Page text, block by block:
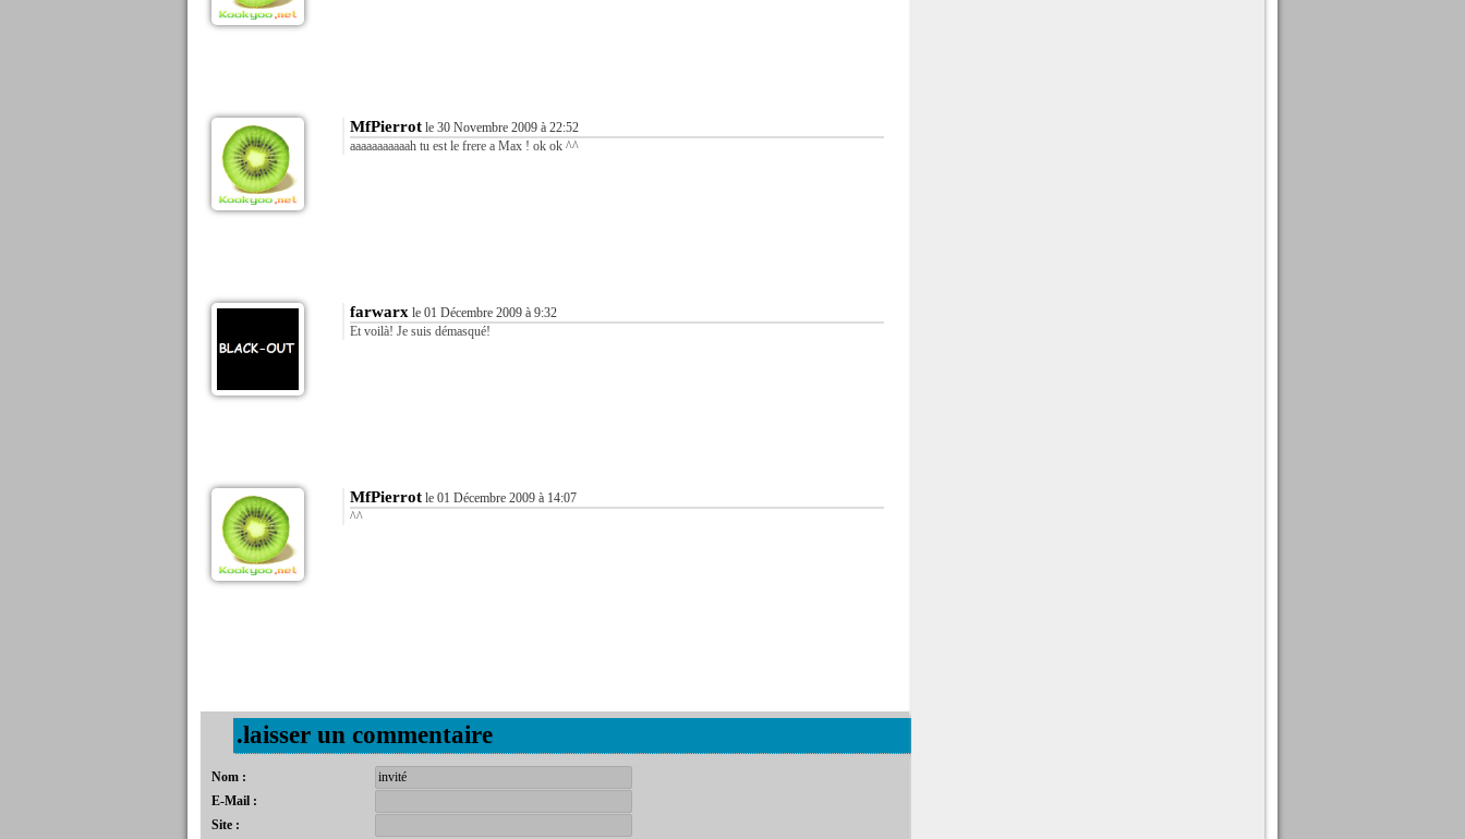
MfPierrot le 30 Novembre 2009 à 22:52
aaaaaaaaaaah tu est le frere a Max ! ok ok ^^
farwarx le 01 Décembre 2009 à 9:32
Et voilà! Je suis démasqué!
MfPierrot le 01 Décembre 2009 à 14:07
^^
.laisser un commentaire
Nom :
E-Mail :
Site :